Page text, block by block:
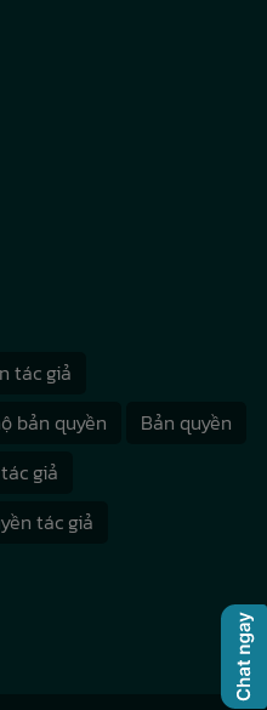
tác giả
bản quyền
Bản quyền
giả
tác giả